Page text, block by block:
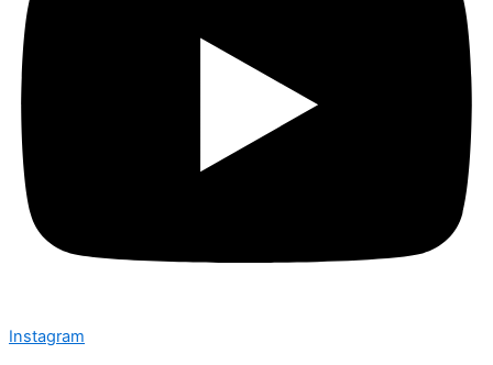
Instagram